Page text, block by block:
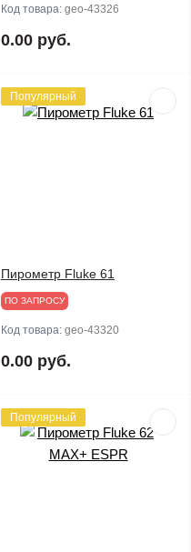
Код товара: geo-43326
0.00 руб.
Популярный
Пирометр Fluke 61
ПО ЗАПРОСУ
Код товара: geo-43320
0.00 руб.
Популярный